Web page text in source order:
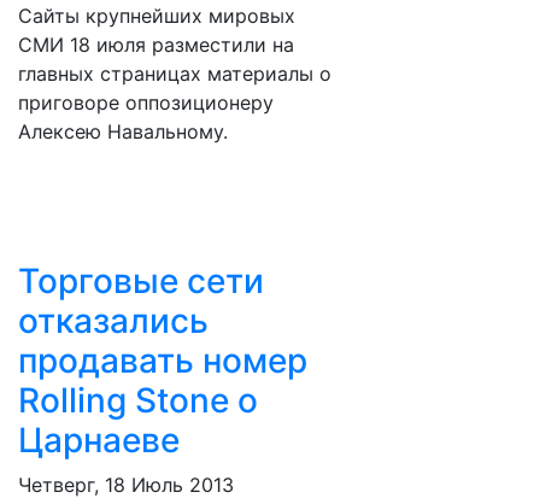
Сайты крупнейших мировых
СМИ 18 июля разместили на
главных страницах материалы о
приговоре оппозиционеру
Алексею Навальному.
Торговые сети
отказались
продавать номер
Rolling Stone о
Царнаеве
Четверг, 18 Июль 2013